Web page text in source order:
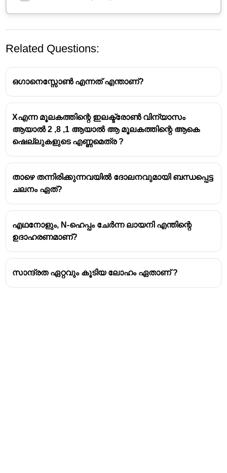
. ആവർത്തനപ്പട്ടികയിൽ (Modern Periodic
Table) ആകെ4 ബ്ലോക്കുകൾ
അവ താഴെ പറയുന്നവയാണ്:
s-ബ്ലോക്ക്
p-ബ്ലോക്ക്
d-ബ്ലോക്ക്
ഈ ബ്ലോക്കുകൾ ഇലക്ട്രോണുകൾ
അവയുടെ ബാഹ്യതമ ഷെല്ലിൽ
അടിസ്ഥാനത്തിലാണ് തരം തിരിച്ചിരിക്കുന്നത്
Related Questions:
ഒഗാനെസ്സോൺ എന്നത് എന്താണ്?
Xഎന്ന മൂലകത്തിന്റെ ഇലക്ട്രോൺ വിന്യാസം
ആയാൽ 2 ,8 ,1 ആയാൽ ആ മൂലകത്തിന്റെ ആകെ
ഷെല്ലുകളുടെ എണ്ണമെത്ര ?
താഴെ തന്നിരിക്കുന്നവയിൽ ദോലനവുമായി ബന്ധപ്പെട്ട
ചലനം ഏത്?
എഥനോളും, N-ഹെപ്പം ചേർന്ന ലായനി എന്തിന്റെ
ഉദാഹരണമാണ്?
സാന്ദ്രത ഏറ്റവും കൂടിയ ലോഹം ഏതാണ് ?